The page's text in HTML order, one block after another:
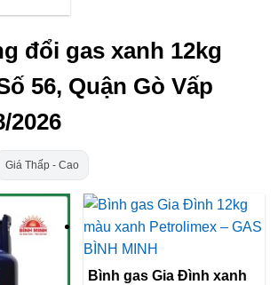
đổi gas xanh 12kg
56, Quận Gò Vấp
2026
Giá Thấp - Cao
Bình gas Gia Đình xanh